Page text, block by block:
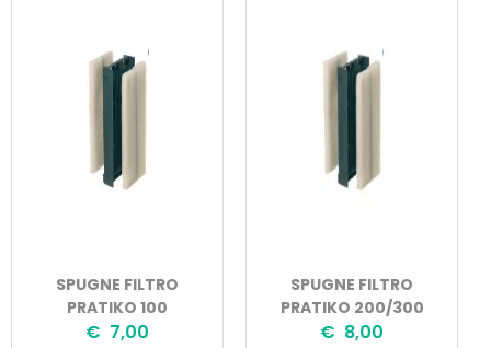
SPUGNE FILTRO
PRATIKO 100
€ 7,00
SPUGNE FILTRO
PRATIKO 200/300
€ 8,00